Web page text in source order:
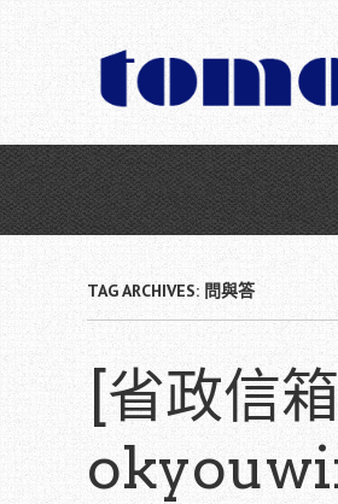
content
TAG ARCHIVES: 問與答
[省政信